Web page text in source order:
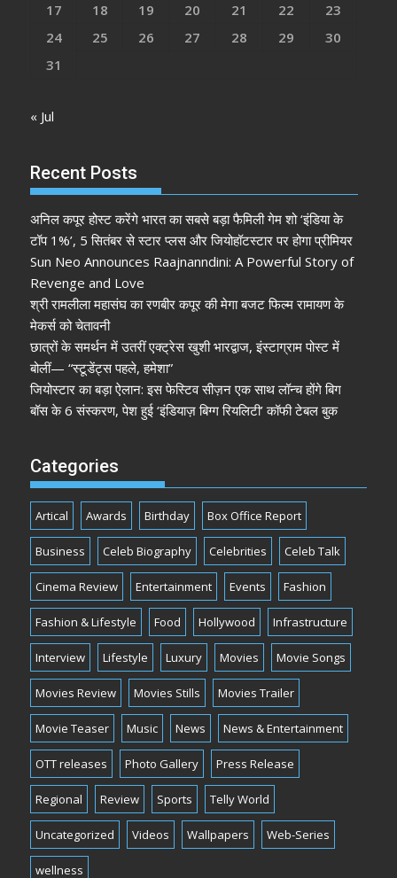
17
18 19 20 21 22
23
24
25 26 27 28 29
30
31
« Jul
Recent Posts
अनिल कपूर होस्ट करेंगे भारत का सबसे बड़ा फैमिली गेम शो ‘इंडिया के
टॉप 1%’, 5 सितंबर से स्टार प्लस और जियोहॉटस्टार पर होगा प्रीमियर
Sun Neo Announces Raajnanndini: A Powerful Story of
Revenge and Love
श्री रामलीला महासंघ का रणबीर कपूर की मेगा बजट फिल्म रामायण के
मेकर्स को चेतावनी
छात्रों के समर्थन में उतरीं एक्ट्रेस खुशी भारद्वाज, इंस्टाग्राम पोस्ट में
बोलीं— “स्टूडेंट्स पहले, हमेशा”
जियोस्टार का बड़ा ऐलान: इस फेस्टिव सीज़न एक साथ लॉन्च होंगे बिग
बॉस के 6 संस्करण, पेश हुई ‘इंडियाज़ बिग्ग रियलिटी’ कॉफी टेबल बुक
Categories
Artical Awards Birthday Box Office Report
Business Celeb Biography Celebrities Celeb Talk
Cinema Review Entertainment Events Fashion
Fashion & Lifestyle Food Hollywood Infrastructure
Interview Lifestyle Luxury Movies Movie Songs
Movies Review Movies Stills Movies Trailer
Movie Teaser Music News News & Entertainment
OTT releases Photo Gallery Press Release
Regional Review Sports Telly World
Uncategorized Videos Wallpapers Web-Series
wellness